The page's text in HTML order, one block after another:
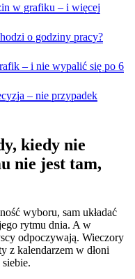
w grafiku – i więcej
o godziny pracy?
– i nie wypalić się po 6
– nie przypadek
kiedy nie
nie jest tam,
wyboru, sam układać
rytmu dnia. A w
odpoczywają. Wieczory
z kalendarzem w dłoni